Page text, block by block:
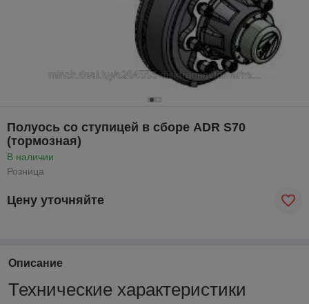
Полуось со ступицей в сборе ADR S70
(тормозная)
В наличии
Розница
Цену уточняйте
Описание
Технические характеристики